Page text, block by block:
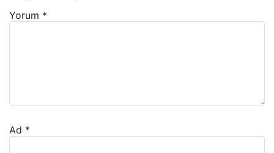
Yorum *
Ad *